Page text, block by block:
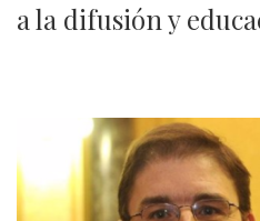
a la difusión y